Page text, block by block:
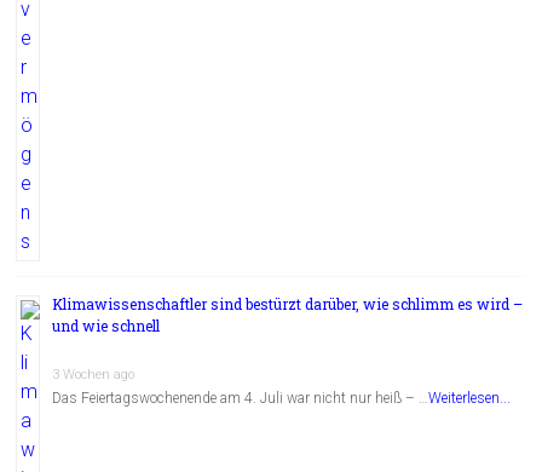
Klimawissenschaftler sind bestürzt darüber, wie schlimm es wird –
und wie schnell
3 Wochen ago
Das Feiertagswochenende am 4. Juli war nicht nur heiß – …Weiterlesen...